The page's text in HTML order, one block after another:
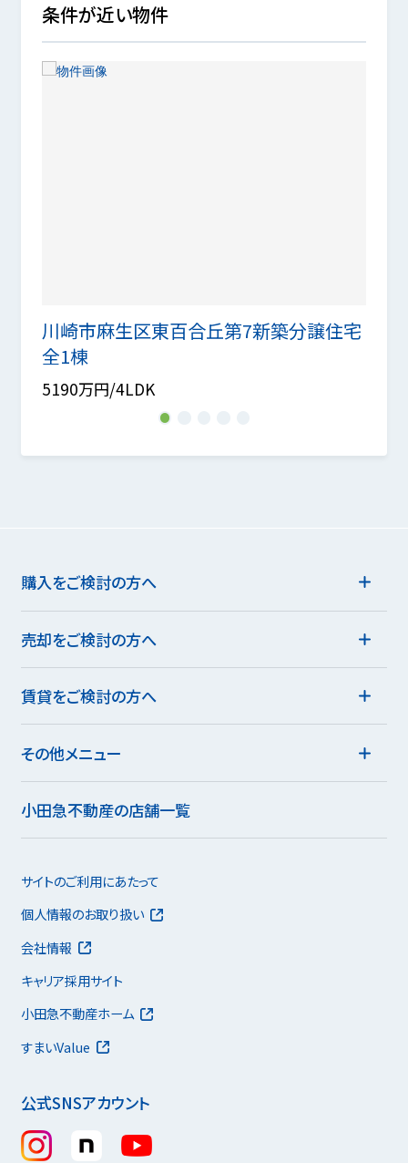
条件が近い物件
川崎市麻生区東百合丘第7新築分譲住宅
全1棟
5190万円/4LDK
1
購入をご検討の方へ
売却をご検討の方へ
賃貸をご検討の方へ
その他メニュー
小田急不動産の店舗一覧
公式SNSアカウント
サイトのご利用にあたって
個人情報のお取り扱い
会社情報
キャリア採用サイト
小田急不動産ホーム
すまいValue